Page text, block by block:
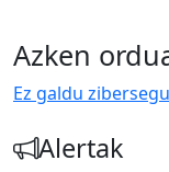
Azken
Ez galdu
Alertak